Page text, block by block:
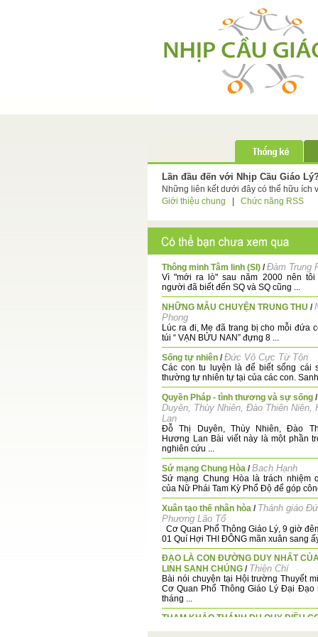
Lần đầu đến với Nhịp Cầu Giáo
Những liên kết dưới đây có thể hữu ích
Giới thiệu chung
Chức năng RSS
Thông minh Tâm linh (SI) /Ðàm Trung
Vì "mới ra lò" sau năm 2000 nên
người đã biết đến SQ và SQ cũng ...
NHỮNG MẪU CHUYỆN TRUNG THU /
Phong
Lúc ra đi, Mẹ đã trang bị cho mỗi đứa
túi “ VẠN BỬU NAN” đựng 8 ...
Sống tự nhiên /Đức Vô Cực Từ Tôn
Các con tu luyện là để biết sống cái
thường tự nhiên tự tại của các con.
Quyền Pháp - tình thương và sự sống /
Duyên, Thùy Nhiên, Đào Thiên Niên,
Lan
Đỗ Thị Duyên, Thùy Nhiên, Đào
Hương Lan Bài viết này là một phần
nghiên cứu ...
Sứ mạng Chung Hòa /Bach Hạnh
Sứ mạng Chung Hòa là trách nhiệm
của Nữ Phái Tam Kỳ Phổ Độ để góp
Xuân tạo thế nhân hòa / Thánh giáo
Phương Lão Tổ
Cơ Quan Phổ Thông Giáo Lý, 9 giờ
01 Quí Hợi THI ĐÔNG mãn xuân sang
ĐẠO LÀ CON ĐƯỜNG DUY NHẤT
LINH SANH CHÚNG / Thiện Chí
Bài nói chuyện tại Hội trường Thuyết
Cơ Quan Phổ Thông Giáo Lý Đại Đạo
tháng ...
THAM KHẢO THÁNH DỤ QUY ĐIỀU